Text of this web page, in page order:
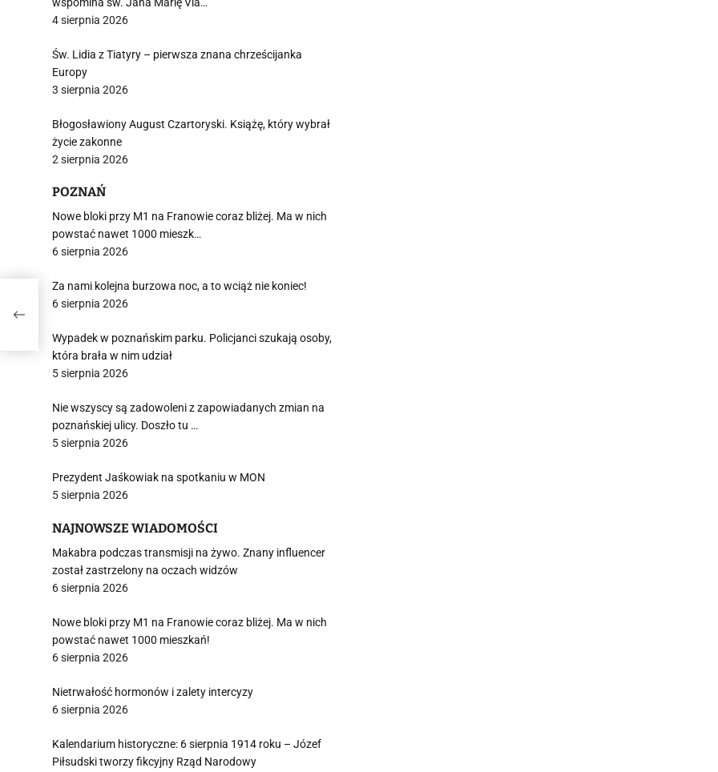
4 sierpnia 2026
Św. Lidia z Tiatyry – pierwsza znana chrześcijanka
Europy
3 sierpnia 2026
Błogosławiony August Czartoryski. Książę, który wybrał
życie zakonne
2 sierpnia 2026
POZNAŃ
Nowe bloki przy M1 na Franowie coraz bliżej. Ma w nich
powstać nawet 1000 mieszk…
6 sierpnia 2026
Za nami kolejna burzowa noc, a to wciąż nie koniec!
6 sierpnia 2026
Wypadek w poznańskim parku. Policjanci szukają osoby,
która brała w nim udział
5 sierpnia 2026
Nie wszyscy są zadowoleni z zapowiadanych zmian na
poznańskiej ulicy. Doszło tu …
5 sierpnia 2026
Prezydent Jaśkowiak na spotkaniu w MON
5 sierpnia 2026
NAJNOWSZE WIADOMOŚCI
Makabra podczas transmisji na żywo. Znany influencer
został zastrzelony na oczach widzów
6 sierpnia 2026
Nowe bloki przy M1 na Franowie coraz bliżej. Ma w nich
powstać nawet 1000 mieszkań!
6 sierpnia 2026
Nietrwałość hormonów i zalety intercyzy
6 sierpnia 2026
Kalendarium historyczne: 6 sierpnia 1914 roku – Józef
Piłsudski tworzy fikcyjny Rząd Narodowy